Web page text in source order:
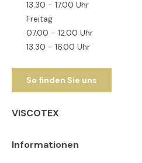
13.30 - 17.00 Uhr
Freitag
07.00 - 12.00 Uhr
13.30 - 16.00 Uhr
So finden Sie uns
VISCOTEX
Informationen